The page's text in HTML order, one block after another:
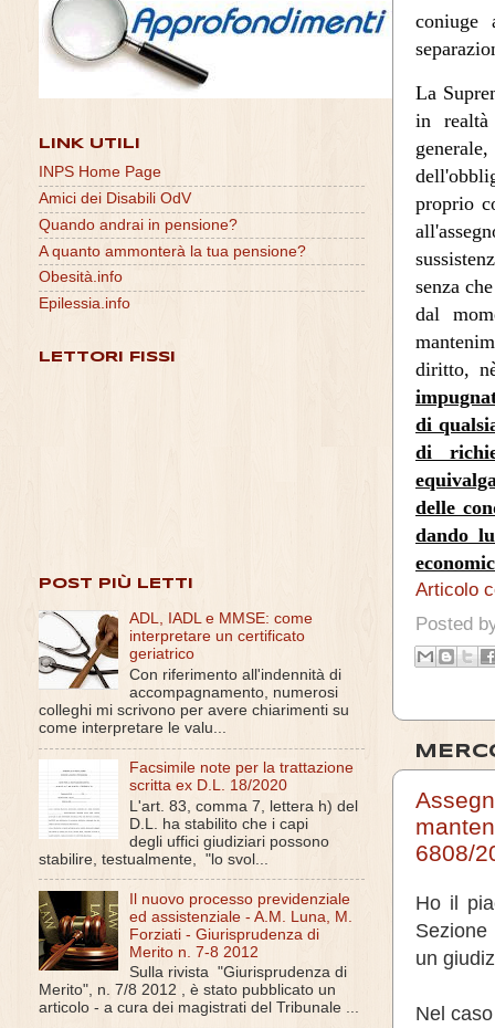
coniuge
La
in realtà
proprio
senza
dal
diritto,
di
di
delle
dando
Articolo
Posted
6808/
Ho il
Sezione
un
Nel
LINK UTILI
INPS Home Page
Amici dei Disabili OdV
Quando andrai in pensione?
A quanto ammonterà la tua pensione?
Obesità.info
Epilessia.info
LETTORI FISSI
POST PIÙ LETTI
ADL, IADL e MMSE: come
interpretare un certificato
geriatrico
Con riferimento all'indennità di
accompagnamento, numerosi
colleghi mi scrivono per avere chiarimenti su
come interpretare le valu...
Facsimile note per la trattazione
scritta ex D.L. 18/2020
L'art. 83, comma 7, lettera h) del
D.L. ha stabilito che i capi
degli uffici giudiziari possono
stabilire, testualmente, "lo svol...
Il nuovo processo previdenziale
ed assistenziale - A.M. Luna, M.
Forziati - Giurisprudenza di
Merito n. 7-8 2012
Sulla rivista "Giurisprudenza di
Merito", n. 7/8 2012 , è stato pubblicato un
articolo - a cura dei magistrati del Tribunale ...